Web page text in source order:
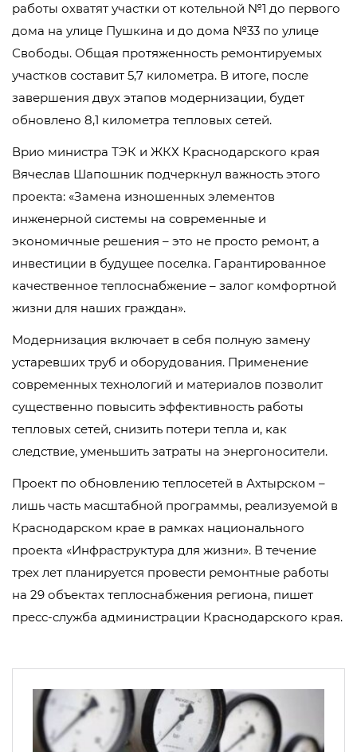
работы охватят участки от котельной №1 до первого
дома на улице Пушкина и до дома №33 по улице
Свободы. Общая протяженность ремонтируемых
участков составит 5,7 километра. В итоге, после
завершения двух этапов модернизации, будет
обновлено 8,1 километра тепловых сетей.
Врио министра ТЭК и ЖКХ Краснодарского края
Вячеслав Шапошник подчеркнул важность этого
проекта: «Замена изношенных элементов
инженерной системы на современные и
экономичные решения – это не просто ремонт, а
инвестиции в будущее поселка. Гарантированное
качественное теплоснабжение – залог комфортной
жизни для наших граждан».
Модернизация включает в себя полную замену
устаревших труб и оборудования. Применение
современных технологий и материалов позволит
существенно повысить эффективность работы
тепловых сетей, снизить потери тепла и, как
следствие, уменьшить затраты на энергоносители.
Проект по обновлению теплосетей в Ахтырском –
лишь часть масштабной программы, реализуемой в
Краснодарском крае в рамках национального
проекта «Инфраструктура для жизни». В течение
трех лет планируется провести ремонтные работы
на 29 объектах теплоснабжения региона, пишет
пресс-служба администрации Краснодарского края.